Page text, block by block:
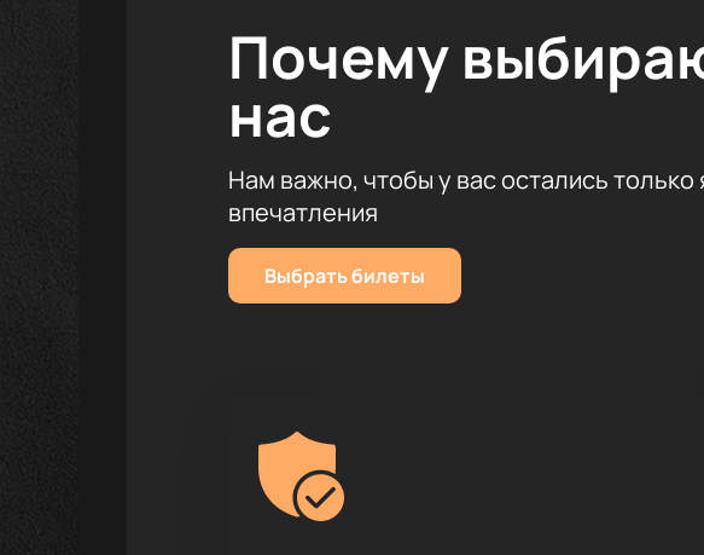
сайте — это просто и удобно, и вы сможете
Обратите внимание, возможна смена актёрского
Начо Дуато
Почему
нас
Нам важно, чтобы у вас остались только
впечатления
Выбрать билеты